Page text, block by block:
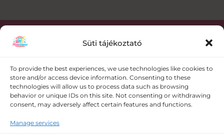
Süti tájékoztató
To provide the best experiences, we use technologies like cookies to
store and/or access device information. Consenting to these
technologies will allow us to process data such as browsing
behavior or unique IDs on this site. Not consenting or withdrawing
consent, may adversely affect certain features and functions.
Manage services
+36 30 358 0986
meseruhazat@gmail.com